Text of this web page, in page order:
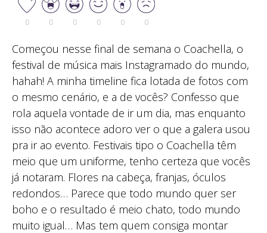
0 0 0 0 0 0
Começou nesse final de semana o Coachella, o
festival de música mais Instagramado do mundo,
hahah! A minha timeline fica lotada de fotos com
o mesmo cenário, e a de vocês? Confesso que
rola aquela vontade de ir um dia, mas enquanto
isso não acontece adoro ver o que a galera usou
pra ir ao evento. Festivais tipo o Coachella têm
meio que um uniforme, tenho certeza que vocês
já notaram. Flores na cabeça, franjas, óculos
redondos… Parece que todo mundo quer ser
boho e o resultado é meio chato, todo mundo
muito igual… Mas tem quem consiga montar